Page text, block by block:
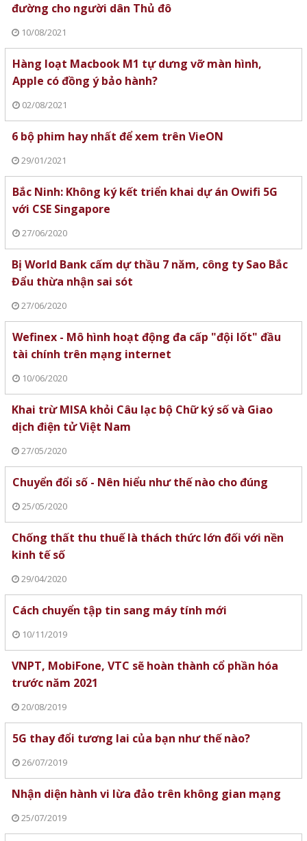
đường cho người dân Thủ đô
10/08/2021
Hàng loạt Macbook M1 tự dưng vỡ màn hình,
Apple có đồng ý bảo hành?
02/08/2021
6 bộ phim hay nhất để xem trên VieON
29/01/2021
Bắc Ninh: Không ký kết triển khai dự án Owifi 5G
với CSE Singapore
27/06/2020
Bị World Bank cấm dự thầu 7 năm, công ty Sao Bắc
Đẩu thừa nhận sai sót
27/06/2020
Wefinex - Mô hình hoạt động đa cấp "đội lốt" đầu
tài chính trên mạng internet
10/06/2020
Khai trừ MISA khỏi Câu lạc bộ Chữ ký số và Giao
dịch điện tử Việt Nam
27/05/2020
Chuyển đổi số - Nên hiểu như thế nào cho đúng
25/05/2020
Chống thất thu thuế là thách thức lớn đối với nền
kinh tế số
29/04/2020
Cách chuyển tập tin sang máy tính mới
10/11/2019
VNPT, MobiFone, VTC sẽ hoàn thành cổ phần hóa
trước năm 2021
20/08/2019
5G thay đổi tương lai của bạn như thế nào?
26/07/2019
Nhận diện hành vi lừa đảo trên không gian mạng
25/07/2019